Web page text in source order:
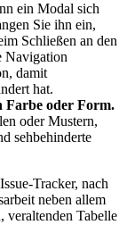
ein Modal sich
Sie ihn ein,
Schließen an den
Navigation
damit
hat.
Farbe oder Form.
oder Mustern,
sehbehinderte
Tracker, nach
neben allem
veraltenden Tabelle